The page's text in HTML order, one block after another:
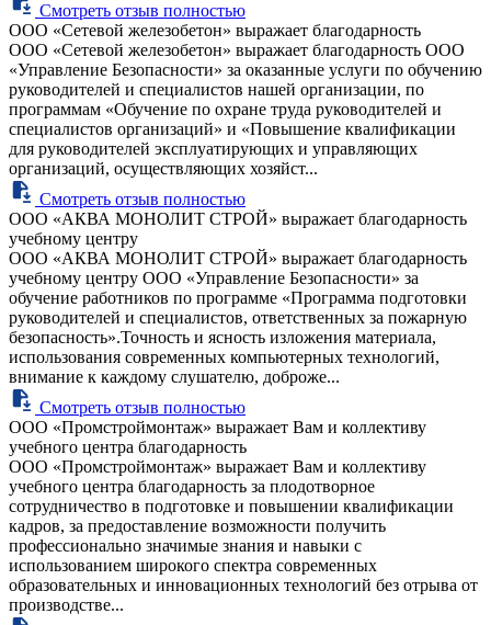
Смотреть отзыв полностью
ООО «Сетевой железобетон» выражает благодарность
ООО «Сетевой железобетон» выражает благодарность ООО
«Управление Безопасности» за оказанные услуги по обучению
руководителей и специалистов нашей организации, по
программам «Обучение по охране труда руководителей и
специалистов организаций» и «Повышение квалификации
для руководителей эксплуатирующих и управляющих
организаций, осуществляющих хозяйст...
Смотреть отзыв полностью
ООО «АКВА МОНОЛИТ СТРОЙ» выражает благодарность
учебному центру
ООО «АКВА МОНОЛИТ СТРОЙ» выражает благодарность
учебному центру ООО «Управление Безопасности» за
обучение работников по программе «Программа подготовки
руководителей и специалистов, ответственных за пожарную
безопасность».Точность и ясность изложения материала,
использования современных компьютерных технологий,
внимание к каждому слушателю, доброже...
Смотреть отзыв полностью
ООО «Промстроймонтаж» выражает Вам и коллективу
учебного центра благодарность
ООО «Промстроймонтаж» выражает Вам и коллективу
учебного центра благодарность за плодотворное
сотрудничество в подготовке и повышении квалификации
кадров, за предоставление возможности получить
профессионально значимые знания и навыки с
использованием широкого спектра современных
образовательных и инновационных технологий без отрыва от
производстве...